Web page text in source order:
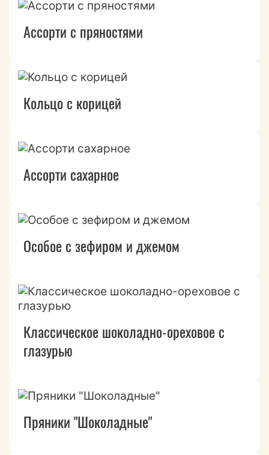
Ассорти с пряностями
Кольцо с корицей
Ассорти сахарное
Особое с зефиром и джемом
Классическое шоколадно-ореховое с
глазурью
Пряники "Шоколадные"